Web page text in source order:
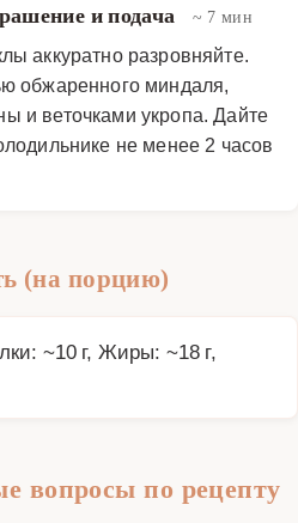
и подача ~ 7 мин
аккуратно разровняйте.
обжаренного миндаля,
и веточками укропа. Дайте
не менее 2 часов
(на порцию)
~10 г, Жиры: ~18 г,
вопросы по рецепту